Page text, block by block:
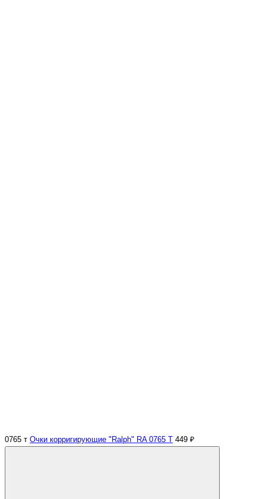
0765 т Очки корригирующие "Ralph" RA 0765 Т 449 ₽